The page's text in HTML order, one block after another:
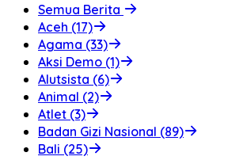
Semua Berita
Aceh (17)
Agama (33)
Aksi Demo (1)
Alutsista (6)
Animal (2)
Atlet (3)
Badan Gizi Nasional (89)
Bali (25)